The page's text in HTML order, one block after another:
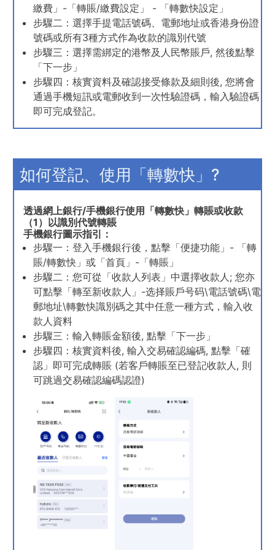
繳費」-「轉賬/繳費設定」 - 「轉數快設定」
步驟二：選擇手提電話號碼、電郵地址或香港身份證
號碼或所有3種方式作為收款的識別代號
步驟三：選擇需綁定的港幣及人民幣賬戶, 然後點擊
「下一步」
步驟四：核實資料及確認接受條款及細則後, 您將會
通過手機短訊或電郵收到一次性驗證碼，輸入驗證碼
即可完成登記。
如何登記、使用「轉數快」?
透過網上銀行/手機銀行使用「轉數快」轉賬或收款
（1）以識別代號轉賬
手機銀行圖示指引：
步驟一：登入手機銀行後，點擊「便捷功能」- 「轉
賬/轉數快」或「首頁」-「轉賬」
步驟二：您可從「收款人列表」中選擇收款人; 您亦
可點擊「轉至新收款人」-选择賬戶号码\電話號碼\電
郵地址\轉數快識別碼之其中任意一種方式，輸入收
款人資料
步驟三：輸入轉賬金額後, 點擊「下一步」
步驟四：核實資料後, 輸入交易確認編碼, 點擊「確
認」即可完成轉賬 (若客戶轉賬至已登記收款人, 則
可跳過交易確認編碼認證)